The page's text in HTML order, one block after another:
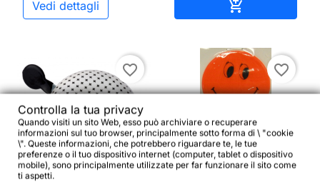
Vedi dettagli 

favorite_border

favorite_border
Controlla la tua privacy
Quando visiti un sito Web, esso può archiviare o recuperare
informazioni sul tuo browser, principalmente sotto forma di \ "cookie
\". Queste informazioni, che potrebbero riguardare te, le tue
preferenze o il tuo dispositivo internet (computer, tablet o dispositivo
mobile), sono principalmente utilizzate per far funzionare il sito come
ti aspetti.